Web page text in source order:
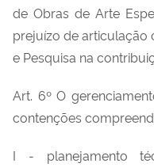
de Obras de Arte
prejuízo de articulação
e Pesquisa na
Art. 6º O
contenções
I - planejamento